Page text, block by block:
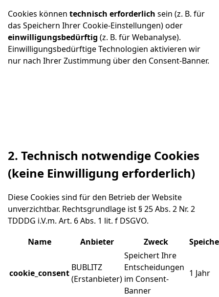
Cookies können technisch erforderlich sein (z. B. für
das Speichern Ihrer Cookie-Einstellungen) oder
einwilligungsbedürftig (z. B. für Webanalyse).
Einwilligungsbedürftige Technologien aktivieren wir
nur nach Ihrer Zustimmung über den Consent-Banner.
2. Technisch notwendige Cookies
(keine Einwilligung erforderlich)
Diese Cookies sind für den Betrieb der Website
unverzichtbar. Rechtsgrundlage ist § 25 Abs. 2 Nr. 2
TDDDG i.V.m. Art. 6 Abs. 1 lit. f DSGVO.
Name
Anbieter Zweck
cookie_consent
BUBLITZ
(Erstanbieter)
Speichert Ihre
Entscheidungen
im Consent-
Banner
1 Jahr